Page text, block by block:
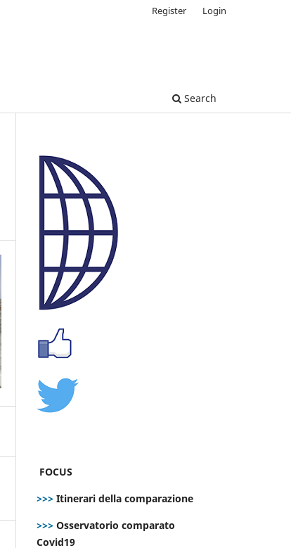
Search
Register Login
FOCUS
>>> Itinerari della comparazione
>>> Osservatorio comparato
Covid19